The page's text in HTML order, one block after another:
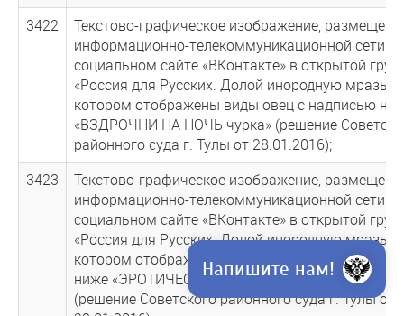
3422
Текстово-графическое изображение,
информационно-телекоммуникационной сети
социальном сайте «ВКонтакте» в открытой
«Россия для Русских. Долой инородную мразь»,
котором отображены виды овец с надписью
«ВЗДРОЧНИ НА НОЧЬ чурка» (решение
районного суда г. Тулы от 28.01.2016);
3423
Текстово-графическое изображение,
информационно-телекоммуникационной сети
социальном сайте «ВКонтакте» в открытой
«Россия для Русских. Долой инородную мразь»,
котором отображена овца на природном фоне
ниже «ЭРОТИЧЕСКИЙ СОН ХАЧА любого.
(решение Советского районного суда г. Тулы от
Напишите нам!